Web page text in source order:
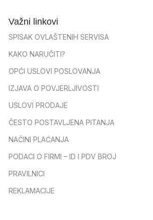
Važni linkovi
SPISAK OVLAŠTENIH SERVISA
KAKO NARUČITI?
OPĆI USLOVI POSLOVANJA
IZJAVA O POVJERLJIVOSTI
USLOVI PRODAJE
ČESTO POSTAVLJENA PITANJA
NAČINI PLAĆANJA
PODACI O FIRMI – ID I PDV BROJ
PRAVILNICI
REKLAMACIJE